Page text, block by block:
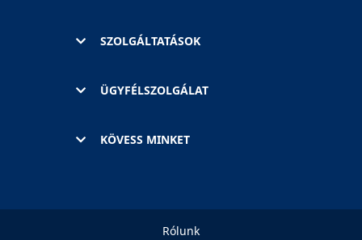
SZOLGÁLTATÁSOK
ÜGYFÉLSZOLGÁLAT
KÖVESS MINKET
Rólunk